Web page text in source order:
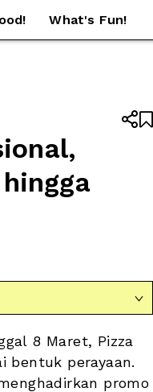
What's Fun!



8 Maret, Pizza
bentuk perayaan.
promo